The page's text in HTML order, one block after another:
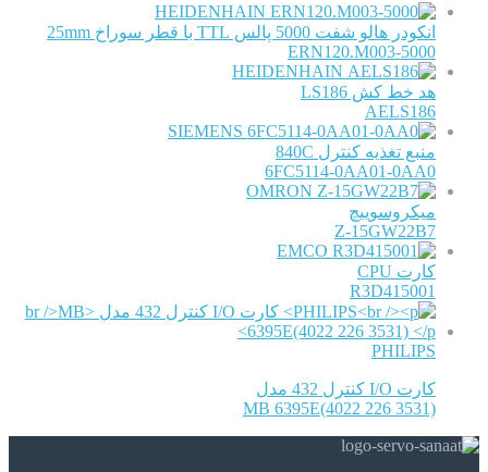
HEIDENHAIN
انکودر هالو شفت 5000 پالس TTL با قطر سوراخ 25mm
ERN120.M003-5000
HEIDENHAIN
هد خط کش LS186
AELS186
SIEMENS
منبع تغذیه کنترل 840C
6FC5114-0AA01-0AA0
OMRON
میکروسوییچ
Z-15GW22B7
EMCO
کارت CPU
R3D415001
PHILIPS
کارت I/O کنترل 432 مدل
MB 6395E(4022 226 3531)